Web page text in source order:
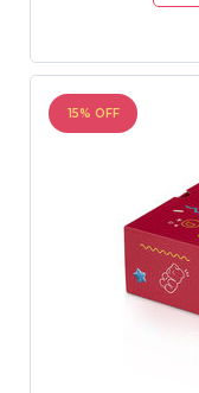
15% OFF